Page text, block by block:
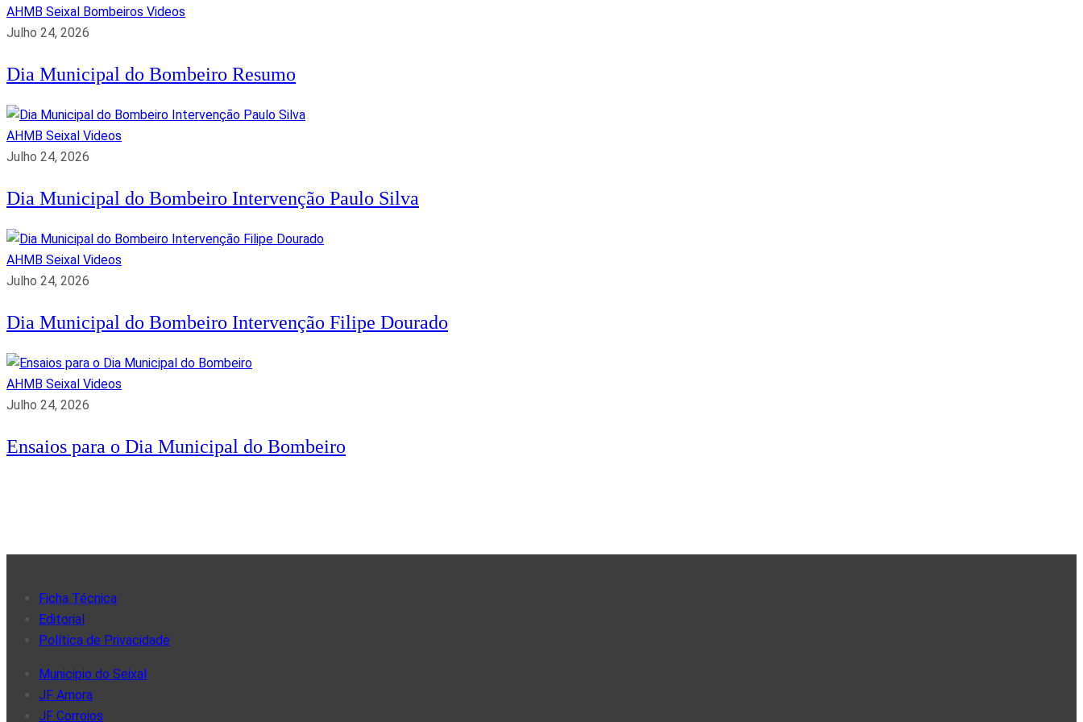
AHMB Seixal Bombeiros Videos
Julho 24, 2026
Dia Municipal do Bombeiro Resumo
AHMB Seixal Videos
Julho 24, 2026
Dia Municipal do Bombeiro Intervenção Paulo Silva
AHMB Seixal Videos
Julho 24, 2026
Dia Municipal do Bombeiro Intervenção Filipe Dourado
AHMB Seixal Videos
Julho 24, 2026
Ensaios para o Dia Municipal do Bombeiro
Ficha Técnica
Editorial
Política de Privacidade
Municipio do Seixal
JF Amora
JF Corroios